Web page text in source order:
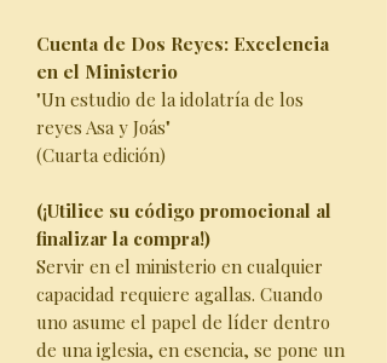
Cuenta de Dos Reyes: Excelencia
en el Ministerio
"Un estudio de la idolatría de los
reyes Asa y Joás"
(Cuarta edición)
(¡Utilice su código promocional al
finalizar la compra!)
Servir en el ministerio en cualquier
capacidad requiere agallas. Cuando
uno asume el papel de líder dentro
de una iglesia, en esencia, se pone un